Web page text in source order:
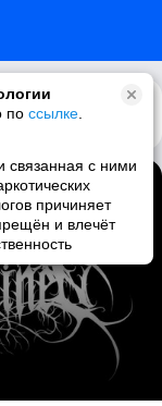
по ссылке
связанная с ними
причиняет
и влечёт